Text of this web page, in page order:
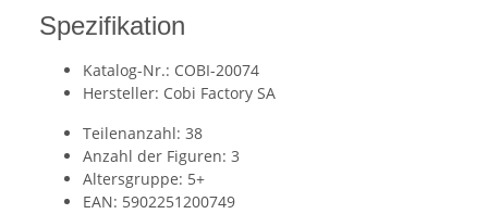
Spezifikation
Katalog-Nr.: COBI-20074
Hersteller: Cobi Factory SA
Teilenanzahl: 38
Anzahl der Figuren: 3
Altersgruppe: 5+
EAN: 5902251200749